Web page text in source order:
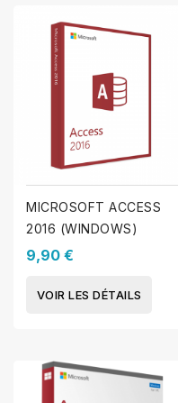
MICROSOFT ACCESS
2016 (WINDOWS)
9,90 €
VOIR LES DÉTAILS